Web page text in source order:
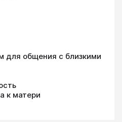
для общения с близкими
к матери